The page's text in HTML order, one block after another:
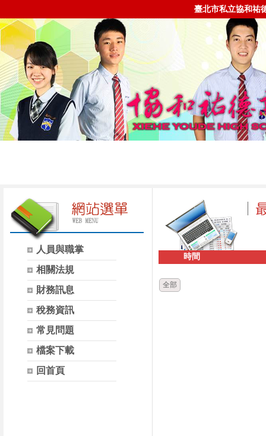
臺北市私立協和祐
人員與職掌
相關法規
財務訊息
稅務資訊
常見問題
檔案下載
回首頁
時間
全部